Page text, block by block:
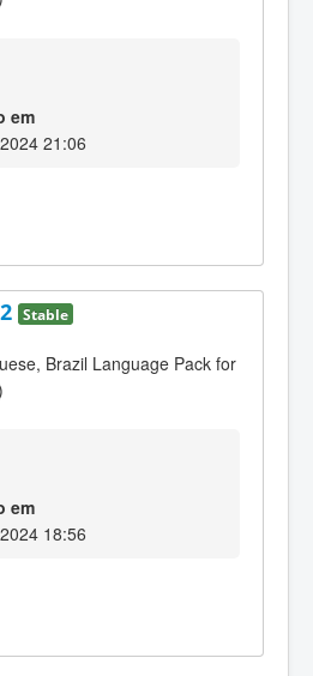
em
21:06
Stable
Brazil Language Pack for
em
18:56